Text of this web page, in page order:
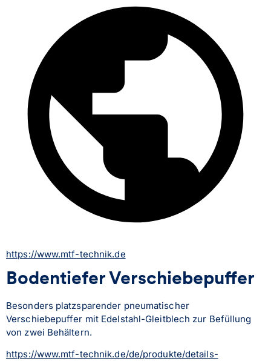
https://www.mtf-technik.de
Bodentiefer Verschiebepuffer
Besonders platzsparender pneumatischer
Verschiebepuffer mit Edelstahl-Gleitblech zur Befüllung
von zwei Behältern.
https://www.mtf-technik.de/de/produkte/details-